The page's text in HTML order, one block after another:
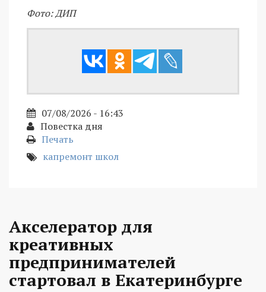
Фото: ДИП
07/08/2026 - 16:43
Повестка дня
Печать
капремонт школ
Акселератор для
креативных
предпринимателей
стартовал в Екатеринбурге